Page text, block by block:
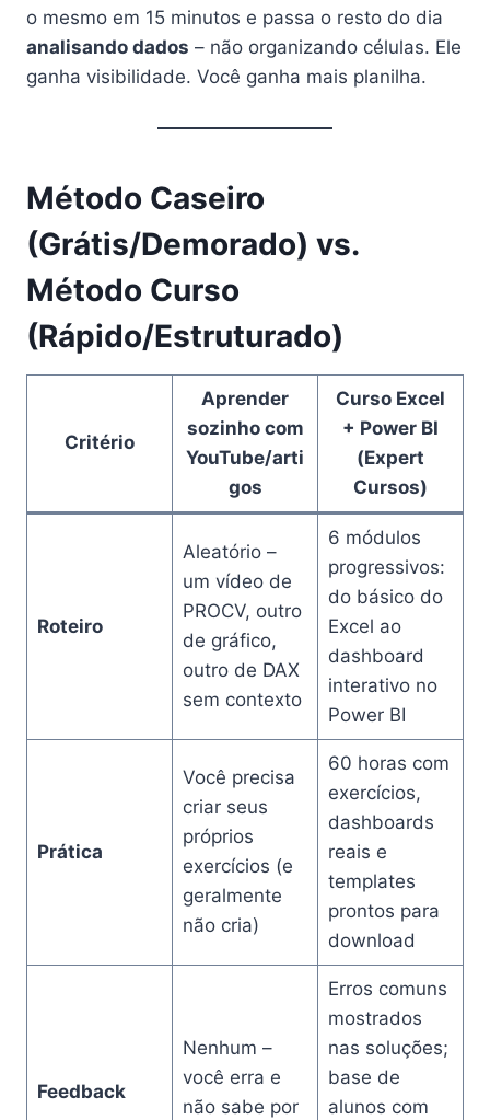
o mesmo em 15 minutos e passa o resto do dia
analisando dados – não organizando células. Ele
ganha visibilidade. Você ganha mais planilha.
Método Caseiro
(Grátis/Demorado) vs.
Método Curso
(Rápido/Estruturado)
Critério
Aprender
sozinho com
YouTube/arti
gos
Curso Excel
+ Power BI
(Expert
Cursos)
Roteiro
Aleatório –
um vídeo de
PROCV, outro
de gráfico,
outro de DAX
sem contexto
6 módulos
progressivos:
do básico do
Excel ao
dashboard
interativo no
Power BI
Prática
Você precisa
criar seus
próprios
exercícios (e
geralmente
não cria)
60 horas com
exercícios,
dashboards
reais e
templates
prontos para
download
Feedback
Nenhum –
você erra e
não sabe por
Erros comuns
mostrados
nas soluções;
base de
alunos com